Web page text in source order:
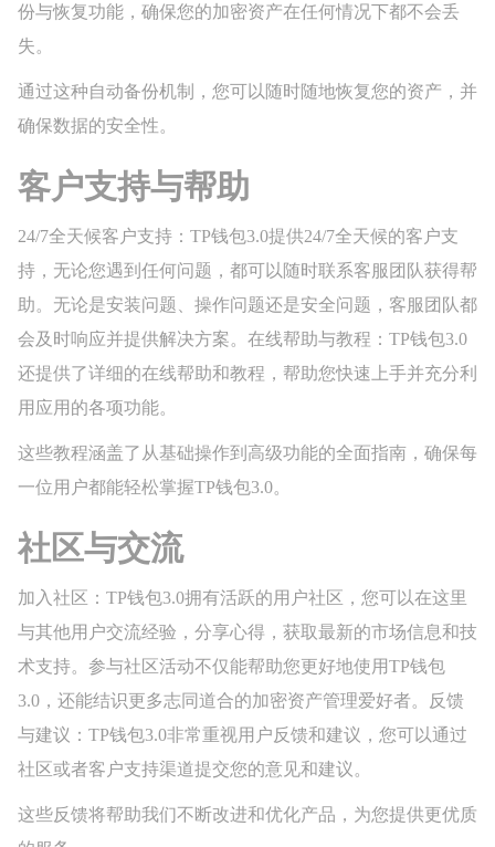
份与恢复功能，确保您的加密资产在任何情况下都不会丢
失。
通过这种自动备份机制，您可以随时随地恢复您的资产，并
确保数据的安全性。
客户支持与帮助
24/7全天候客户支持：TP钱包3.0提供24/7全天候的客户支
持，无论您遇到任何问题，都可以随时联系客服团队获得帮
助。无论是安装问题、操作问题还是安全问题，客服团队都
会及时响应并提供解决方案。在线帮助与教程：TP钱包3.0
还提供了详细的在线帮助和教程，帮助您快速上手并充分利
用应用的各项功能。
这些教程涵盖了从基础操作到高级功能的全面指南，确保每
一位用户都能轻松掌握TP钱包3.0。
社区与交流
加入社区：TP钱包3.0拥有活跃的用户社区，您可以在这里
与其他用户交流经验，分享心得，获取最新的市场信息和技
术支持。参与社区活动不仅能帮助您更好地使用TP钱包
3.0，还能结识更多志同道合的加密资产管理爱好者。反馈
与建议：TP钱包3.0非常重视用户反馈和建议，您可以通过
社区或者客户支持渠道提交您的意见和建议。
这些反馈将帮助我们不断改进和优化产品，为您提供更优质